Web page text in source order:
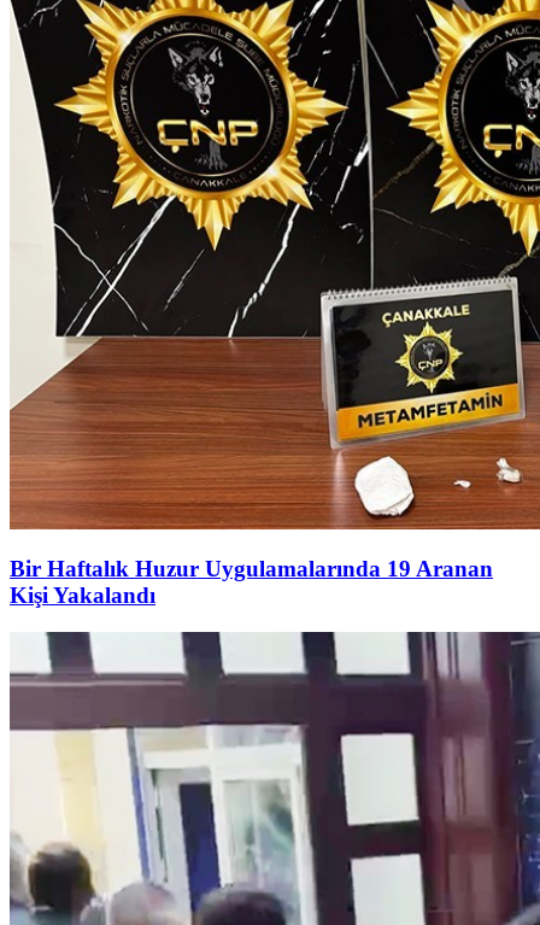
Bir Haftalık Huzur Uygulamalarında 19 Aranan
Kişi Yakalandı